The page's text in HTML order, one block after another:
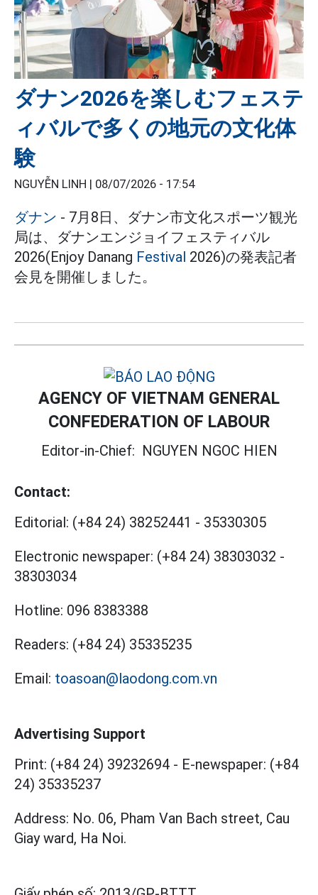
ダナン2026を楽しむフェステ
ィバルで多くの地元の文化体
験
NGUYỄN LINH | 08/07/2026 - 17:54
ダナン - 7月8日、ダナン市文化スポーツ観光
局は、ダナンエンジョイフェスティバル
2026(Enjoy Danang Festival 2026)の発表記者
会見を開催しました。
AGENCY OF VIETNAM GENERAL
CONFEDERATION OF LABOUR
Editor-in-Chief: NGUYEN NGOC HIEN
Contact:
Editorial: (+84 24) 38252441 - 35330305
Electronic newspaper: (+84 24) 38303032 -
38303034
Hotline: 096 8383388
Readers: (+84 24) 35335235
Email: toasoan@laodong.com.vn
Advertising Support
Print: (+84 24) 39232694 - E-newspaper: (+84
24) 35335237
Address: No. 06, Pham Van Bach street, Cau
Giay ward, Ha Noi.